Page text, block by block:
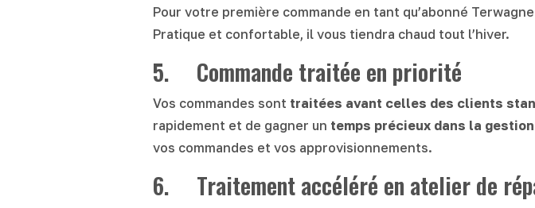
Pour votre première commande en tant qu’abonné
Pratique et confortable, il vous tiendra chaud tout l’hiver.
5. Commande traitée en priorité
Vos commandes sont traitées avant celles des clients
rapidement et de gagner un temps précieux dans la
vos commandes et vos approvisionnements.
6. Traitement accéléré en atelier de